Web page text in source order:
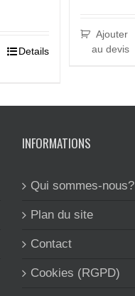
Details
Ajouter
au devis
INFORMATIONS
Qui sommes-nous?
Plan du site
Contact
Cookies (RGPD)